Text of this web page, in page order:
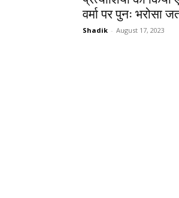
वर्मा पर पुनः भरोसा
Shadik - August 17, 2023